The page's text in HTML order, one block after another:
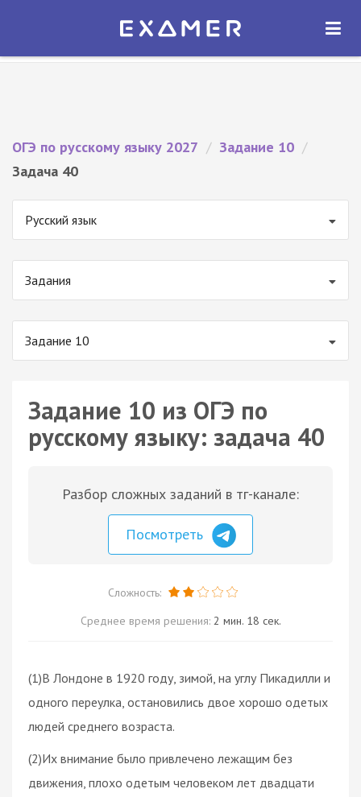
Экзамер — ЕГЭ 2027
ОТКРЫТЬ
ОГЭ по русскому языку 2027 / Задание 10 /
Задача 40
Русский язык
Задания
Задание 10
Задание 10 из ОГЭ по
русскому языку: задача 40
Разбор сложных заданий в тг-канале:
Посмотреть
Сложность:
Среднее время решения: 2 мин. 18 сек.
(1)В Лондоне в 1920 году, зимой, на углу Пикадилли и
одного переулка, остановились двое хорошо одетых
людей среднего возраста.
(2)Их внимание было привлечено лежащим без
движения, плохо одетым человеком лет двадцати